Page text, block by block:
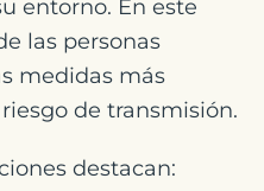
entorno. En este
las personas
medidas más
de transmisión.
destacan: